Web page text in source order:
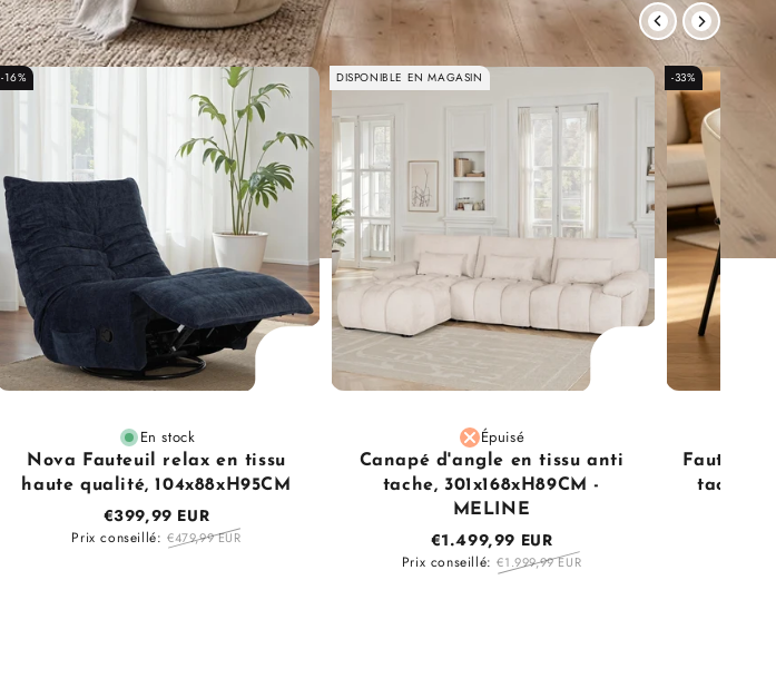
-16%
En stock
Nova Fauteuil relax en tissu
haute qualité, 104x88xH95CM
€399,99 EUR
Prix conseillé: €479,99 EUR
DISPONIBLE EN MAGASIN
Épuisé
Canapé d'angle en tissu anti
tache, 301x168xH89CM -
MELINE
€1.499,99 EUR
Prix conseillé: €1.999,99 EUR
-33%
Fauteuil
tache,